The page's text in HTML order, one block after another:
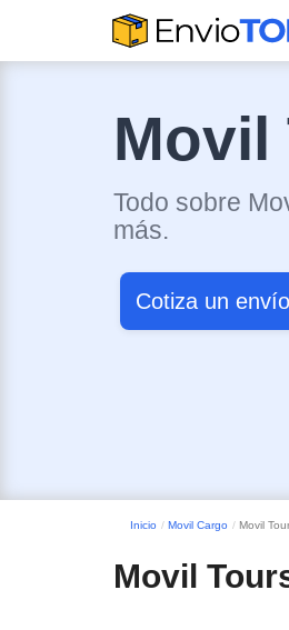
Movil
Todo sobre
más.
Cotiza un envío
Inicio Movil Cargo Movil
Movil